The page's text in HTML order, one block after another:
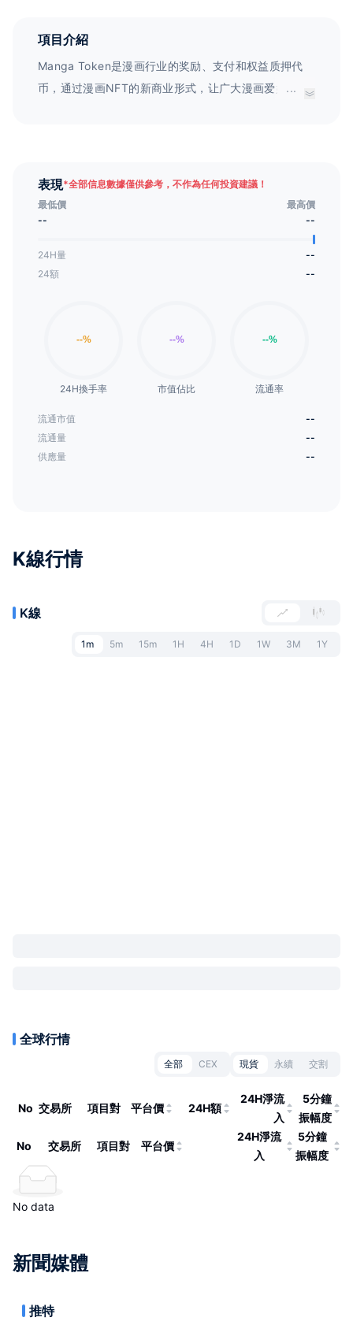
項目介紹
Manga Token是漫画行业的奖励、支付和权益质押代
币，通过漫画NFT的新商业形式，让广大漫画爱好者可
...
表現*全部信息數據僅供參考，不作為任何投資建議！
最低價
最高價
--
--
24H量
--
24額
--
24H換手率 市值佔比 流通率
流通市值
--
流通量
--
供應量
--
K線行情
K線
1m 5m 15m 1H 4H 1D 1W 3M 1Y
全球行情
全部 CEX 現貨 永續 交割
No 交易所 項目對 平台價 24H額
24H淨流
入
5分鐘
振幅度
No 交易所 項目對 平台價
24H淨流
入
5分鐘
振幅度
No data
新聞媒體
推特